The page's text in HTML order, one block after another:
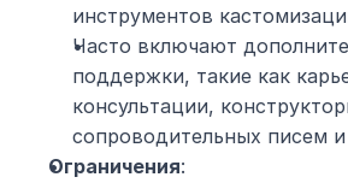
инструментов
Часто включают
поддержки, такие как
консультации,
сопроводительных писем
Ограничения: